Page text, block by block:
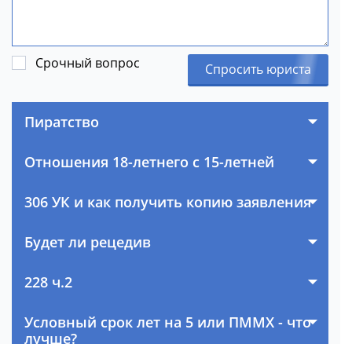
Срочный вопрос Спросить юриста
Пиратство
Отношения 18-летнего с 15-летней
306 УК и как получить копию заявления
Будет ли рецедив
228 ч.2
Условный срок лет на 5 или ПММХ - что
лучше?